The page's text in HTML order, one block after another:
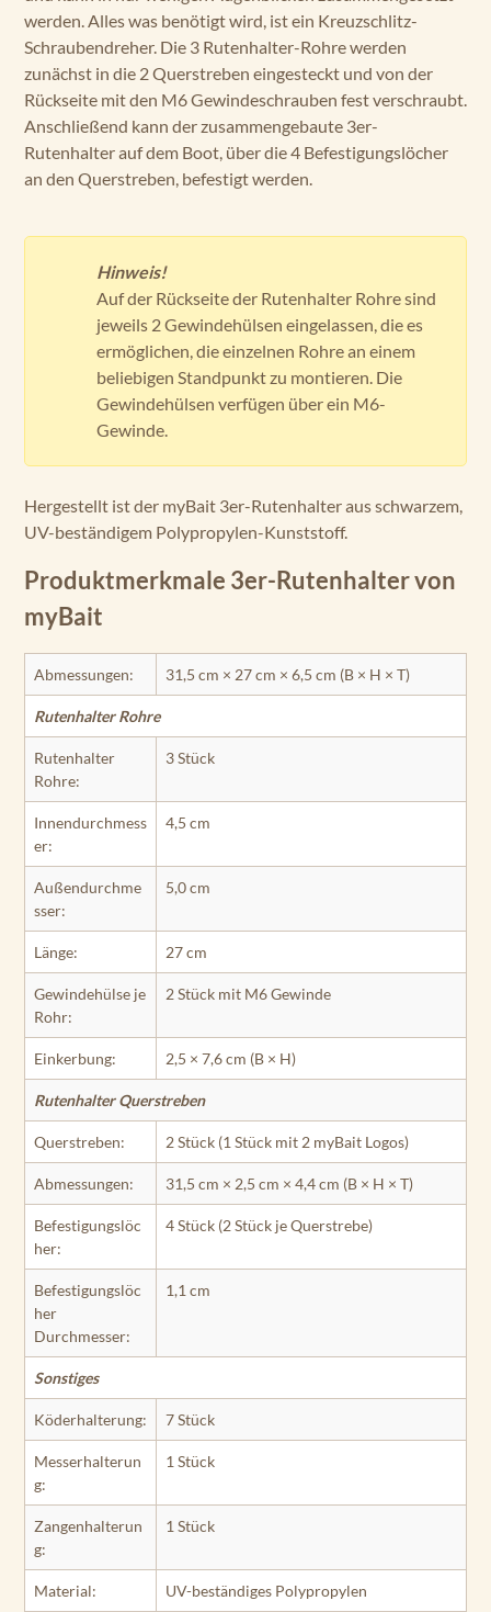
werden. Alles was benötigt wird, ist ein Kreuzschlitz-
Schraubendreher. Die 3 Rutenhalter-Rohre werden
zunächst in die 2 Querstreben eingesteckt und von der
Rückseite mit den M6 Gewindeschrauben fest verschraubt.
Anschließend kann der zusammengebaute 3er-
Rutenhalter auf dem Boot, über die 4 Befestigungslöcher
an den Querstreben, befestigt werden.
Hinweis!
Auf der Rückseite der Rutenhalter Rohre sind
jeweils 2 Gewindehülsen eingelassen, die es
ermöglichen, die einzelnen Rohre an einem
beliebigen Standpunkt zu montieren. Die
Gewindehülsen verfügen über ein M6-
Gewinde.
Hergestellt ist der myBait 3er-Rutenhalter aus schwarzem,
UV-beständigem Polypropylen-Kunststoff.
Produktmerkmale 3er-Rutenhalter von
myBait
Abmessungen: 31,5 cm × 27 cm × 6,5 cm (B × H × T)
Rutenhalter Rohre
Rutenhalter
Rohre:
3 Stück
Innendurchmess
er:
4,5 cm
Außendurchme
sser:
5,0 cm
Länge: 27 cm
Gewindehülse je
Rohr:
2 Stück mit M6 Gewinde
Einkerbung: 2,5 × 7,6 cm (B × H)
Rutenhalter Querstreben
Querstreben: 2 Stück (1 Stück mit 2 myBait Logos)
Abmessungen: 31,5 cm × 2,5 cm × 4,4 cm (B × H × T)
Befestigungslöc
her:
4 Stück (2 Stück je Querstrebe)
Befestigungslöc
her
Durchmesser:
1,1 cm
Sonstiges
Köderhalterung: 7 Stück
Messerhalterun
g:
1 Stück
Zangenhalterun
g:
1 Stück
Material: UV-beständiges Polypropylen